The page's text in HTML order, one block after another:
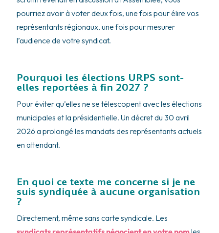
pourriez avoir à voter deux fois, une fois pour élire vos
représentants régionaux, une fois pour mesurer
l’audience de votre syndicat.
Pourquoi les élections URPS sont-
elles reportées à fin 2027 ?
Pour éviter qu’elles ne se télescopent avec les élections
municipales et la présidentielle. Un décret du 30 avril
2026 a prolongé les mandats des représentants actuels
en attendant.
En quoi ce texte me concerne si je ne
suis syndiquée à aucune organisation
?
Directement, même sans carte syndicale. Les